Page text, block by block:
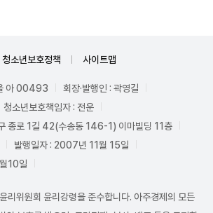
청소년보호정책 사이트맵
아 00493
회장·발행인 : 곽영길
청소년보호책임자 : 전운
종로 1길 42(수송동 146-1) 이마빌딩 11층
발행일자 : 2007년 11월 15일
10일
리위원회 윤리강령을 준수합니다. 아주경제의 모든